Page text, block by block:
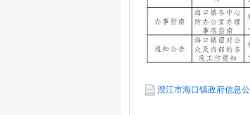
澄江市海口镇政府信息